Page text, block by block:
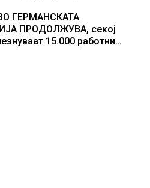
ГЕРМАНСКАТА
ПРОДОЛЖУВА, секој
15.000 работни